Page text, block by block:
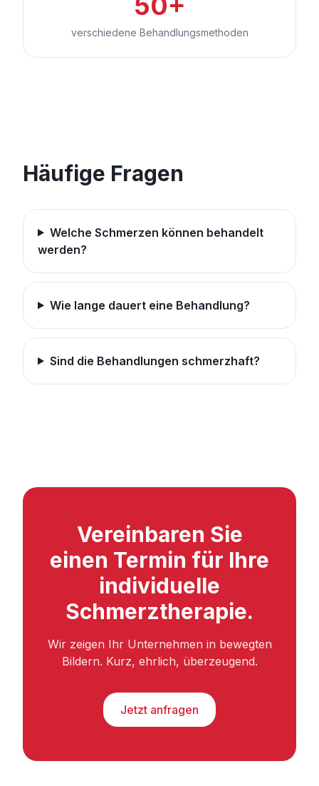
verschiedene Behandlungsmethoden
Häufige Fragen
Welche Schmerzen können behandelt
werden?
Wie lange dauert eine Behandlung?
Sind die Behandlungen schmerzhaft?
Vereinbaren Sie
einen Termin für Ihre
individuelle
Schmerztherapie.
Wir zeigen Ihr Unternehmen in bewegten
Bildern. Kurz, ehrlich, überzeugend.
Jetzt anfragen